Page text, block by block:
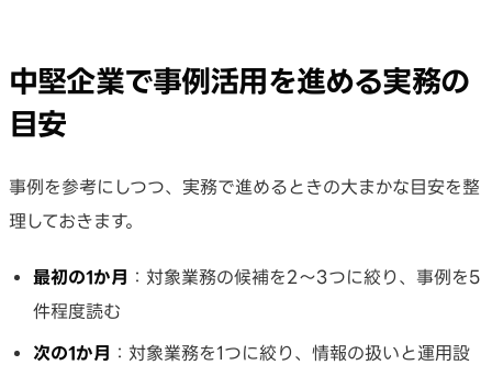
中堅企業で事例活用を進める実務の
目安
事例を参考にしつつ、実務で進めるときの大まかな目安を整
理しておきます。
最初の1か月
：対象業務の候補を2〜3つに絞り、事例を5
件程度読む
次の1か月 ：対象業務を1つに絞り、情報の扱いと運用設